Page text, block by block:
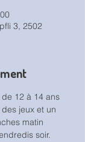
3, 2502
12 à 14 ans
jeux et un
matin
soir.